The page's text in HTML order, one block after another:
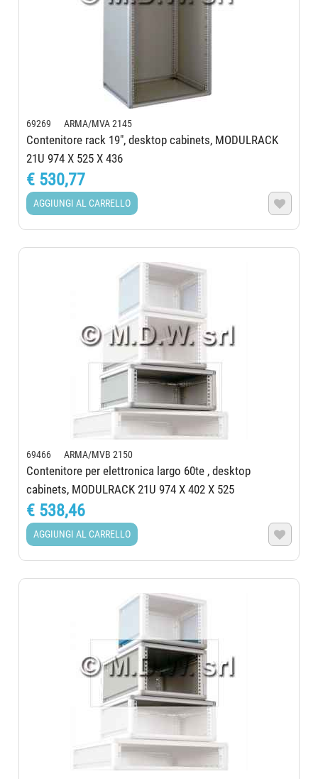
69269 ARMA/MVA 2145
Contenitore rack 19", desktop cabinets, MODULRACK
21U 974 X 525 X 436
€ 530,77
AGGIUNGI AL CARRELLO 
69466 ARMA/MVB 2150
Contenitore per elettronica largo 60te , desktop
cabinets, MODULRACK 21U 974 X 402 X 525
€ 538,46
AGGIUNGI AL CARRELLO 